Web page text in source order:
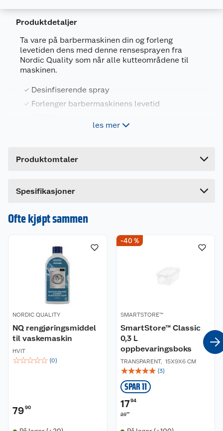
Produktdetaljer
Ta vare på barbermaskinen din og forleng
levetiden dens med denne rensesprayen fra
Nordic Quality som når alle kutteområdene til
maskinen.
Desinfiserende spray
Forlenger barbermaskinens levetid
forlenger levetiden til barbermaskinen din.
les mer
Produktomtaler
Dette produktet har ikke fått noen omtale ennå.
en omtale.
Spesifikasjoner
Generelt
Artikkelnummer
5706470101050
Farge
Lengde
Ofte kjøpt sammen
NORDIC QUALITY
NQ rengjøringsmiddel
til vaskemaskin
HVIT
☆☆☆☆☆ (0)
7990
-40 %
SMARTSTORE™
SmartStore™ Classic
0,3 L
oppbevaringsboks
TRANSPARENT, 15X9X6 CM
☆☆☆☆☆ (3)
SPAR 11
1794
2990